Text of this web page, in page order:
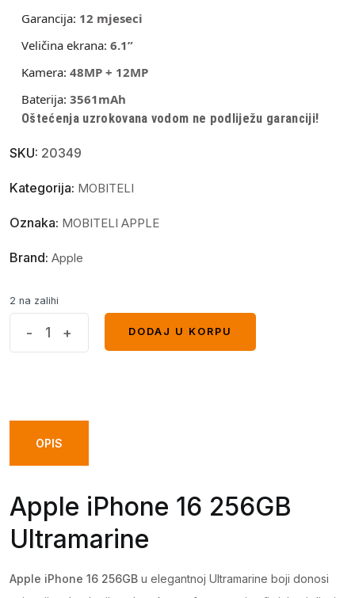
Garancija: 12 mjeseci
Veličina ekrana: 6.1”
Kamera: 48MP + 12MP
Baterija: 3561mAh
Oštećenja uzrokovana vodom ne podliježu garanciji!
SKU: 20349
Kategorija: MOBITELI
Oznaka: MOBITELI APPLE
Brand: Apple
2 na zalihi
quantity
- +
DODAJ U KORPU
OPIS
Apple iPhone 16 256GB
Ultramarine
Apple iPhone 16 256GB u elegantnoj Ultramarine boji donosi